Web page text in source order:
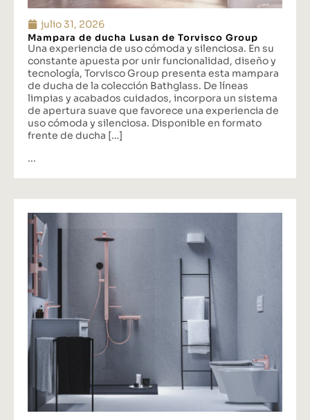
julio 31, 2026
Mampara de ducha Lusan de Torvisco Group
Una experiencia de uso cómoda y silenciosa. En su
constante apuesta por unir funcionalidad, diseño y
tecnología, Torvisco Group presenta esta mampara
de ducha de la colección Bathglass. De líneas
limpias y acabados cuidados, incorpora un sistema
de apertura suave que favorece una experiencia de
uso cómoda y silenciosa. Disponible en formato
frente de ducha […]
...